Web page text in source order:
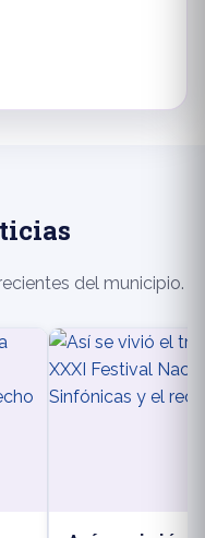
del municipio.